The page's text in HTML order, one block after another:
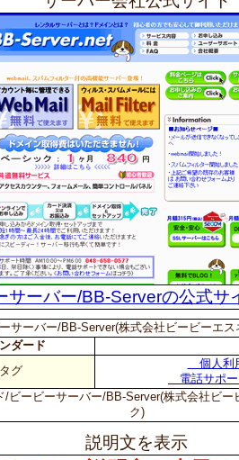
サーバー/BB-Serverの公式サ
サーバー/BB-Server(株式会社ビービーエ
ダード
タグ
個人利
電話サポー
/ビービーサーバー/BB-Server(株式会社ビー
ク)
説明文を表示